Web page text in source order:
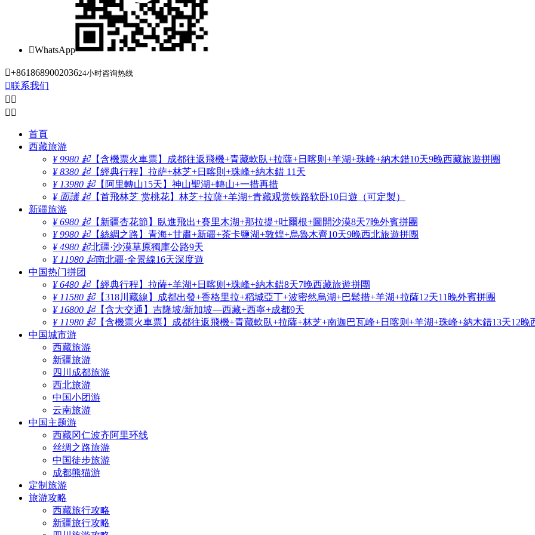
WhatsApp
+861868900203624小时咨询热线
联系我们
 
 
首頁
西藏旅游
¥ 9980 起【含機票火車票】成都往返飛機+青藏軟臥+拉薩+日喀则+羊湖+珠峰+納木錯10天9晚西藏旅遊拼團
¥ 8380 起【經典行程】拉萨+林芝+日喀則+珠峰+納木錯 11天
¥ 13980 起【阿里轉山15天】神山聖湖+轉山+一措再措
¥ 面議 起【首飛林芝 赏桃花】林芝+拉薩+羊湖+青藏观赏铁路软卧10日遊（可定製）
新疆旅游
¥ 6980 起【新疆杏花節】臥進飛出+賽里木湖+那拉提+吐爾根+圖開沙漠8天7晚外賓拼團
¥ 9980 起【絲綢之路】青海+甘肅+新疆+茶卡鹽湖+敦煌+烏魯木齊10天9晚西北旅遊拼團
¥ 4980 起北疆·沙漠草原獨庫公路9天
¥ 11980 起南北疆·全景線16天深度遊
中国热门拼团
¥ 6480 起【經典行程】拉薩+羊湖+日喀则+珠峰+納木錯8天7晚西藏旅遊拼團
¥ 11580 起【318川藏線】成都出發+香格里拉+稻城亞丁+波密然烏湖+巴鬆措+羊湖+拉薩12天11晚外賓拼團
¥ 16800 起【含大交通】吉隆坡/新加坡—西藏+西寧+成都9天
¥ 11980 起【含機票火車票】成都往返飛機+青藏軟臥+拉薩+林芝+南迦巴瓦峰+日喀则+羊湖+珠峰+納木錯13天12晚
中国城市游
西藏旅游
新疆旅游
四川成都旅游
西北旅游
中国小团游
云南旅游
中国主题游
西藏冈仁波齐阿里环线
丝绸之路旅游
中国徒步旅游
成都熊猫游
定制旅游
旅游攻略
西藏旅行攻略
新疆旅行攻略